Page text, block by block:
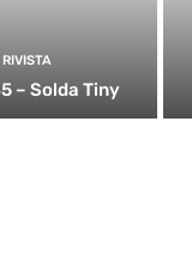
– Solda Tiny